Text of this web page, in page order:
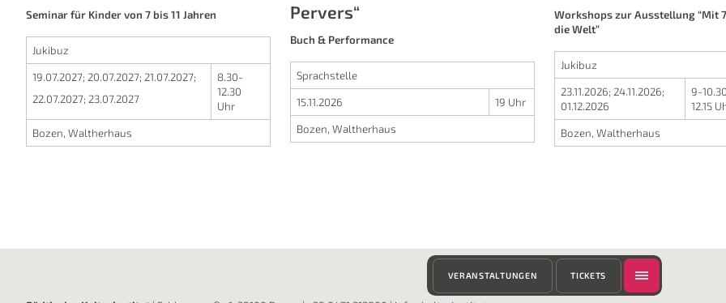
VERANSTALTUNGEN TICKETS
Seminar für Kinder von 7 bis 11 Jahren
Jukibuz
19.07.2027; 20.07.2027; 21.07.2027;
22.07.2027; 23.07.2027
8.30-
12.30
Uhr
Bozen, Waltherhaus
Pervers“
Buch & Performance
Sprachstelle
15.11.2026 19 Uhr
Bozen, Waltherhaus
Workshops zur Ausstellung “Mit
die Welt”
Jukibuz
23.11.2026; 24.11.2026;
01.12.2026
9-
12.15
Bozen, Waltherhaus